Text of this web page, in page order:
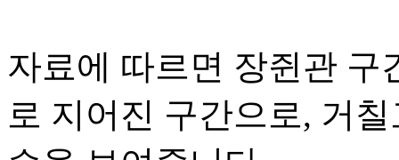
자료에 따르면 장쥔관 구
로 지어진 구간으로, 거